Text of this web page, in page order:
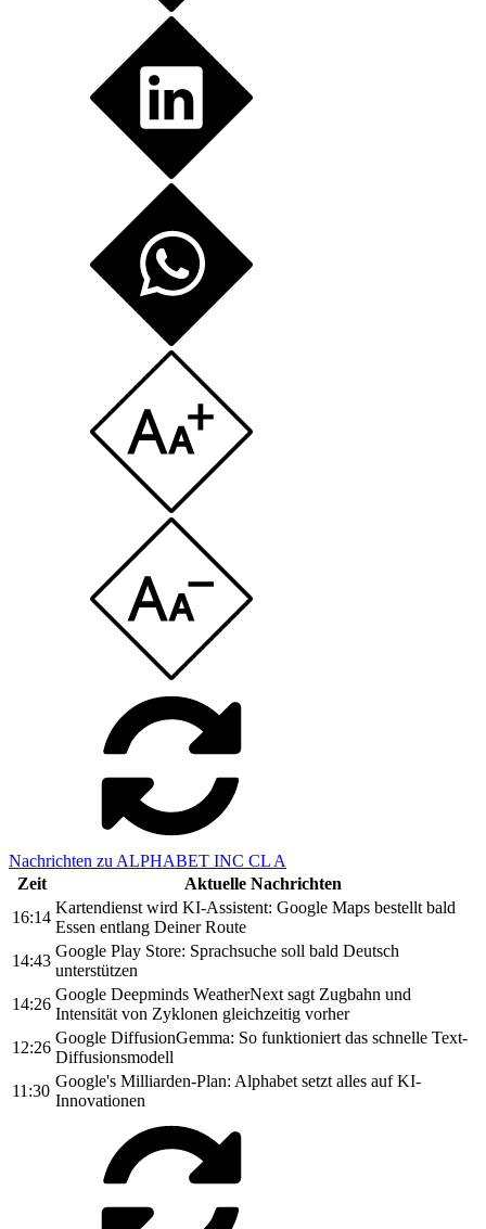
Nachrichten zu ALPHABET INC CL A
Zeit
Aktuelle Nachrichten
16:14
Kartendienst wird KI-Assistent: Google Maps bestellt bald
Essen entlang Deiner Route
14:43
Google Play Store: Sprachsuche soll bald Deutsch
unterstützen
14:26
Google Deepminds WeatherNext sagt Zugbahn und
Intensität von Zyklonen gleichzeitig vorher
12:26
Google DiffusionGemma: So funktioniert das schnelle Text-
Diffusionsmodell
11:30
Google's Milliarden-Plan: Alphabet setzt alles auf KI-
Innovationen